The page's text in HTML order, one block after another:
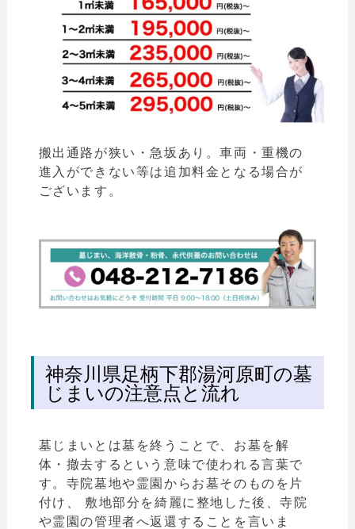
搬出通路が狭い・急坂あり。車両・重機の
進入ができない等は追加料金となる場合が
ございます。
神奈川県足柄下郡湯河原町の墓
じまいの注意点と流れ
墓じまいとは墓を終うことで、お墓を解
体・撤去するという意味で使われる言葉で
す。寺院墓地や霊園からお墓そのものを片
付け、 敷地部分を綺麗に整地した後、寺院
や霊園の管理者へ返還することを言いま